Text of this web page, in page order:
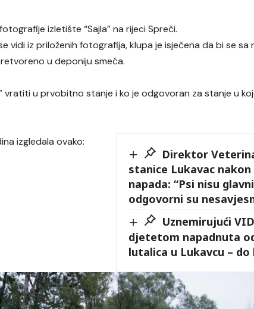
izletište “Sajla” na rijeci Spreči.
vidi iz priloženih fotografija, klupa je isječena da bi se sa
u deponiju smeća.
vratiti u prvobitno stanje i ko je odgovoran za stanje u
Direktor
stanice Lukavac nakon
napada: “Psi nisu
odgovorni su
Uznemirujući
djetetom napadnuta
lutalica u Lukavcu – do
izgledala ovako: